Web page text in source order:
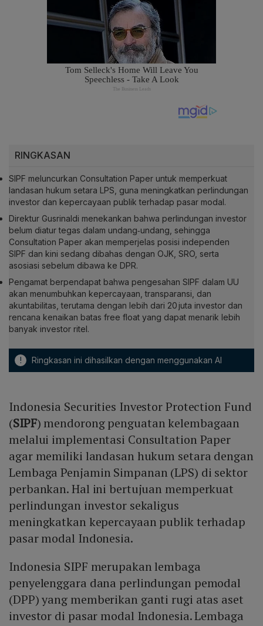
RINGKASAN
SIPF meluncurkan Consultation Paper untuk memperkuat
landasan hukum setara LPS, guna meningkatkan perlindungan
investor dan kepercayaan publik terhadap pasar modal.
Direktur Gusrinaldi menekankan bahwa perlindungan investor
belum diatur tegas dalam undang‑undang, sehingga
Consultation Paper akan memperjelas posisi independen
SIPF dan kini sedang dibahas dengan OJK, SRO, serta
asosiasi sebelum dibawa ke DPR.
Pengamat berpendapat bahwa pengesahan SIPF dalam UU
akan menumbuhkan kepercayaan, transparansi, dan
akuntabilitas, terutama dengan lebih dari 20 juta investor dan
rencana kenaikan batas free float yang dapat menarik lebih
banyak investor ritel.
! Ringkasan ini dihasilkan dengan menggunakan AI
Indonesia Securities Investor Protection Fund
(SIPF) mendorong penguatan kelembagaan
melalui implementasi Consultation Paper
agar memiliki landasan hukum setara dengan
Lembaga Penjamin Simpanan (LPS) di sektor
perbankan. Hal ini bertujuan memperkuat
perlindungan investor sekaligus
meningkatkan kepercayaan publik terhadap
pasar modal Indonesia.
Indonesia SIPF merupakan lembaga
penyelenggara dana perlindungan pemodal
(DPP) yang memberikan ganti rugi atas aset
investor di pasar modal Indonesia. Lembaga